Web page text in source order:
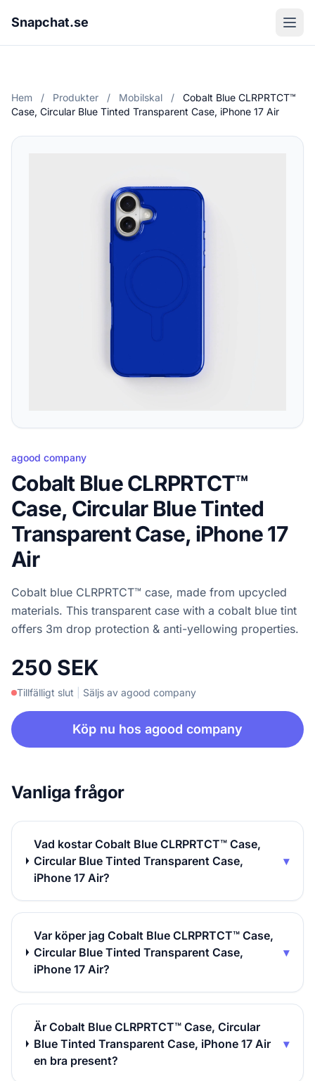
Snapchat.se
Hem / Produkter / Mobilskal /
Cobalt Blue CLRPRTCT™
Case, Circular Blue Tinted Transparent Case, iPhone 17 Air
agood company
Cobalt Blue CLRPRTCT™
Case, Circular Blue Tinted
Transparent Case, iPhone 17
Air
Cobalt blue CLRPRTCT™ case, made from upcycled
materials. This transparent case with a cobalt blue tint
offers 3m drop protection & anti-yellowing properties.
250 SEK
Tillfälligt slut Säljs av agood company
Köp nu hos agood company
Vanliga frågor
Vad kostar Cobalt Blue CLRPRTCT™ Case,
Circular Blue Tinted Transparent Case,
iPhone 17 Air?
▾
Var köper jag Cobalt Blue CLRPRTCT™ Case,
Circular Blue Tinted Transparent Case,
iPhone 17 Air?
▾
Är Cobalt Blue CLRPRTCT™ Case, Circular
Blue Tinted Transparent Case, iPhone 17 Air
en bra present?
▾